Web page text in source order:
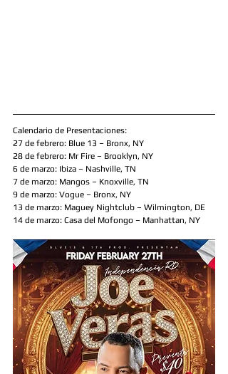
Calendario de Presentaciones:
27 de febrero: Blue 13 – Bronx, NY
28 de febrero: Mr Fire – Brooklyn, NY
6 de marzo: Ibiza – Nashville, TN
7 de marzo: Mangos – Knoxville, TN
9 de marzo: Vogue – Bronx, NY
13 de marzo: Maguey Nightclub – Wilmington, DE
14 de marzo: Casa del Mofongo – Manhattan, NY